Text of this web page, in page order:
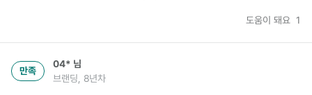
도움이 돼요 1
만족
04* 님
브랜딩, 8년차